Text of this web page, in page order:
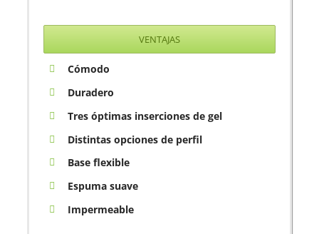
VENTAJAS
Cómodo
Duradero
Tres óptimas inserciones de gel
Distintas opciones de perfil
Base flexible
Espuma suave
Impermeable